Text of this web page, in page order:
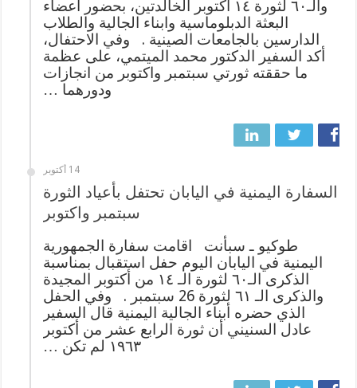
والـ٦٠ لثورة ١٤ اكتوبر الخالدتين، بحضور أعضاء
البعثة الدبلوماسية وابناء الجالية والطلاب
الدارسين بالجامعات الصينية . وفي الاحتفال،
أكد السفير الدكتور محمد الميتمي، على عظمة
ما حققته ثورتي سبتمبر واكتوبر من انجازات
ودورهما …
14 أكتوبر
السفارة اليمنية في اليابان تحتفل بأعياد الثورة
سبتمبر واكتوبر
طوكيو ـ سبأنت اقامت سفارة الجمهورية
اليمنية في اليابان اليوم حفل استقبال بمناسبة
الذكرى الـ٦٠ لثورة الـ ١٤ من أكتوبر المجيدة
والذكرى الـ ٦١ لثورة 26 سبتمبر . وفي الحفل
الذي حضره أبناء الجالية اليمنية قال السفير
عادل السنيني أن ثورة الرابع عشر من أكتوبر
١٩٦٣ لم تكن …